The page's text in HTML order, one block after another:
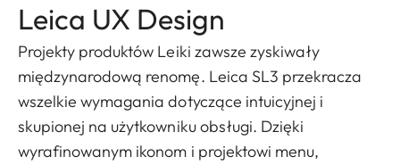
Leica UX Design
Projekty produktów Leiki zawsze zyskiwały
międzynarodową renomę. Leica SL3 przekracza
wszelkie wymagania dotyczące intuicyjnej i
skupionej na użytkowniku obsługi. Dzięki
wyrafinowanym ikonom i projektowi menu,